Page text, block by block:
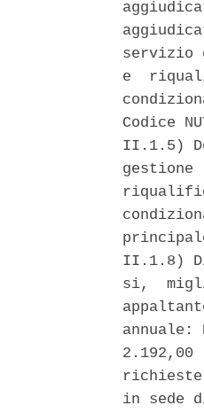
servizio
e
Codice
II.1.5)
gestione
II.1.8)
si,
in sede